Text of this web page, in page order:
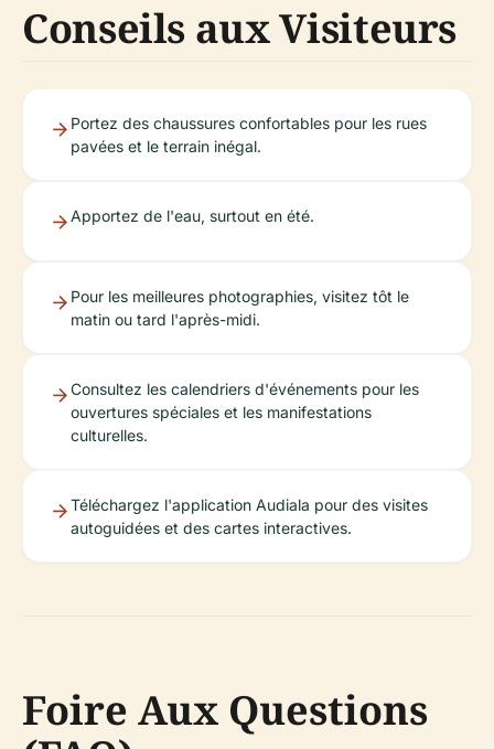
Conseils aux Visiteurs
Portez des chaussures confortables pour les rues
pavées et le terrain inégal.
Apportez de l'eau, surtout en été.
Pour les meilleures photographies, visitez tôt le
matin ou tard l'après-midi.
Consultez les calendriers d'événements pour les
ouvertures spéciales et les manifestations
culturelles.
Téléchargez l'application Audiala pour des visites
autoguidées et des cartes interactives.
Foire Aux Questions